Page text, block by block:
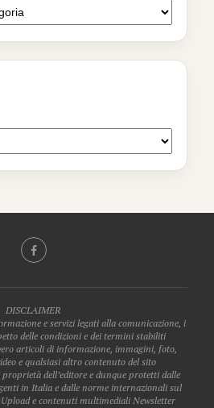
DISCLAIMER
e servizi legati alla comunicazione, i
delle condizioni e dei termini stabiliti
articoli di informazione, immagini, foto,
e qualsiasi altro contenuto del sito
dell’editore e dunque protetti dalle
in Italia e dalle norme internazionali sul
e contenuti multimediali Newsletter